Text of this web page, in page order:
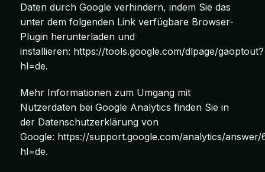
Daten durch Google verhindern, indem Sie das
unter dem folgenden Link verfügbare Browser-
Plugin herunterladen und
installieren: https://tools.google.com/dlpage/gaoptout?
hl=de.
Mehr Informationen zum Umgang mit
Nutzerdaten bei Google Analytics finden Sie in
der Datenschutzerklärung von
Google: https://support.google.com/analytics/answer/
hl=de.